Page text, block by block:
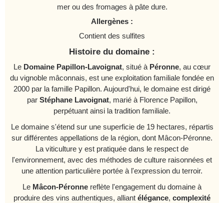
mer ou des fromages à pâte dure.
Allergènes :
Contient des sulfites
Histoire du domaine :
Le Domaine Papillon-Lavoignat, situé à Péronne, au cœur
du vignoble mâconnais, est une exploitation familiale fondée en
2000 par la famille Papillon. Aujourd'hui, le domaine est dirigé
par Stéphane Lavoignat, marié à Florence Papillon,
perpétuant ainsi la tradition familiale.
Le domaine s'étend sur une superficie de 19 hectares, répartis
sur différentes appellations de la région, dont Mâcon-Péronne.
La viticulture y est pratiquée dans le respect de
l'environnement, avec des méthodes de culture raisonnées et
une attention particulière portée à l'expression du terroir.
Le Mâcon-Péronne reflète l'engagement du domaine à
produire des vins authentiques, alliant élégance, complexité